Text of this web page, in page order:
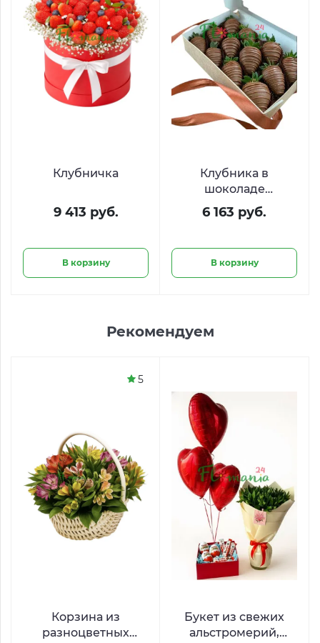
Клубничка
9 413 руб.
В корзину
Клубника в
шоколаде
«Шоколатье»
6 163 руб.
В корзину
Рекомендуем
Корзина из
разноцветных
5
Букет из свежих
альстромерий,